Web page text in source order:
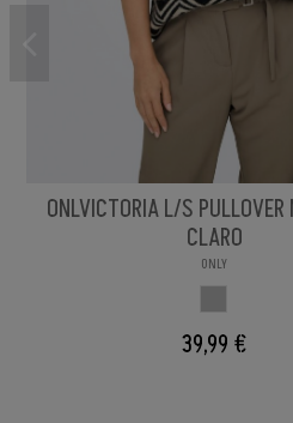
ONLVICTORIA L/S PULLOVER
CLARO
ONLY
39,99 €